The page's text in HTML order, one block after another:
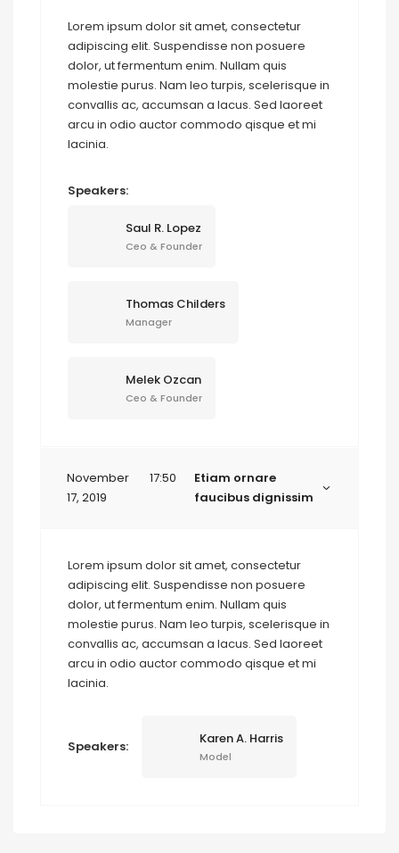
Lorem ipsum dolor sit amet, consectetur
adipiscing elit. Suspendisse non posuere
dolor, ut fermentum enim. Nullam quis
molestie purus. Nam leo turpis, scelerisque in
convallis ac, accumsan a lacus. Sed laoreet
arcu in odio auctor commodo qisque et mi
lacinia.
Speakers:
Saul R. Lopez
Ceo & Founder
Thomas Childers
Manager
Melek Ozcan
Ceo & Founder
November
17, 2019
17:50
Etiam ornare
faucibus dignissim
Lorem ipsum dolor sit amet, consectetur
adipiscing elit. Suspendisse non posuere
dolor, ut fermentum enim. Nullam quis
molestie purus. Nam leo turpis, scelerisque in
convallis ac, accumsan a lacus. Sed laoreet
arcu in odio auctor commodo qisque et mi
lacinia.
Speakers: Karen A. Harris
Model